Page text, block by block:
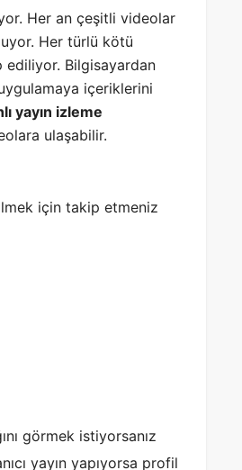
Her an çeşitli videolar
Her türlü kötü
Bilgisayardan
içeriklerini
yayın izleme
ulaşabilir.
için takip etmeniz
görmek istiyorsanız
yayın yapıyorsa profil